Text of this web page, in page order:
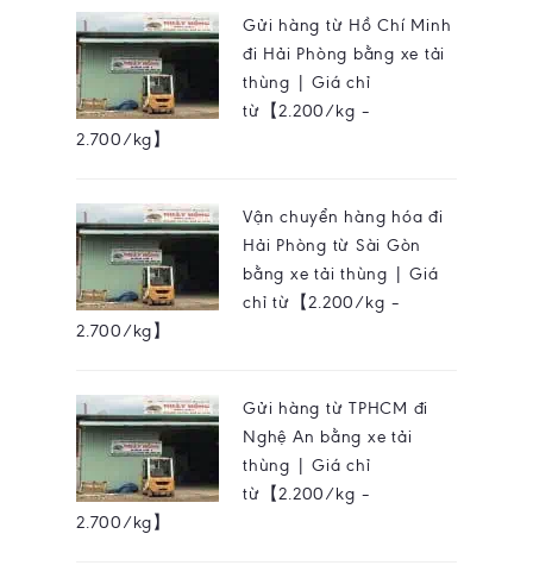
Gửi hàng từ Hồ Chí Minh
đi Hải Phòng bằng xe tải
thùng | Giá chỉ
từ【2.200/kg –
2.700/kg】
Vận chuyển hàng hóa đi
Hải Phòng từ Sài Gòn
bằng xe tải thùng | Giá
chỉ từ【2.200/kg –
2.700/kg】
Gửi hàng từ TPHCM đi
Nghệ An bằng xe tải
thùng | Giá chỉ
từ【2.200/kg –
2.700/kg】